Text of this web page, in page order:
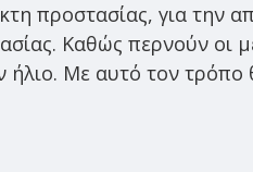
προστασίας, για την
Καθώς περνούν οι
Με αυτό τον τρόπο